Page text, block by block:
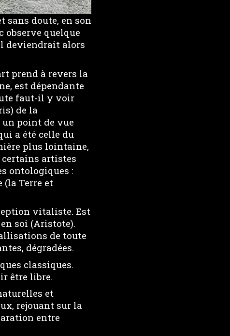
sans doute, en son
observe quelque
deviendrait alors
prend à revers la
est dépendante
faut-il y voir
de la
point de vue
a été celle du
plus lointaine,
artistes
ontologiques :
(la Terre et
vitaliste. Est
soi (Aristote).
de toute
dégradées.
classiques.
être libre.
et
rejouant sur la
entre